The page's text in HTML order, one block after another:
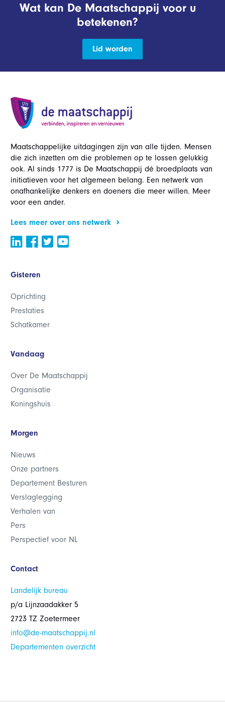
Wat kan De Maatschappij voor u
betekenen?
Lid worden
Maatschappelijke uitdagingen zijn van alle tijden. Mensen
die zich inzetten om die problemen op te lossen gelukkig
ook. Al sinds 1777 is De Maatschappij dé broedplaats van
initiatieven voor het algemeen belang. Een netwerk van
onafhankelijke denkers en doeners die meer willen. Meer
voor een ander.
Lees meer over ons netwerk
Gisteren
Oprichting
Prestaties
Schatkamer
Vandaag
Over De Maatschappij
Organisatie
Koningshuis
Morgen
Nieuws
Onze partners
Departement Besturen
Verslaglegging
Verhalen van
Pers
Perspectief voor NL
Contact
Landelijk bureau
p/a Lijnzaadakker 5
2723 TZ Zoetermeer
info@de-maatschappij.nl
Departementen overzicht